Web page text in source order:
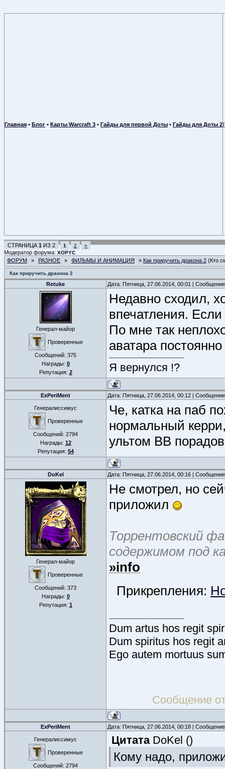
Главная • Блог • Карты Warcraft 3 • Гайды для первой Доты • Гайды для Доты 2
СТРАНИЦА 1 ИЗ 2 1 2 »
Модератор форума: XOPYC
ФОРУМ » РАЗНОЕ » ФИЛЬМЫ И АНИМАЦИЯ » Как приручить дракона 2 (Кто
Как приручить дракона 2
Retuke Дата: Пятница, 27.06.2014, 00:01 |
Генерал-майор
Проверенные
Сообщений: 375
Награды: 0
Репутация: 2
Недавно сходил,
впечатления.
По мне так
аватара
Я вернулся !?
ExPeriMent Дата: Пятница, 27.06.2014, 00:12 |
Генералиссимус
Проверенные
Сообщений: 2794
Награды: 12
Репутация: 54
Че, катка на паб
нормальный
ультом ВВ
DoKel Дата: Пятница, 27.06.2014, 00:16 |
Генерал-майор
Проверенные
Сообщений: 373
Награды: 0
Репутация: 1
Не смотрел, но
приложил
Торрентовский
содержимом под
»info
Прикрепления:
Dum artus hos regit
Dum spiritus hos regit
Ego autem mortuus
Сообщение
ExPeriMent Дата: Пятница, 27.06.2014, 00:18 |
Генералиссимус
Проверенные
Сообщений: 2794
Цитата DoKel ()
Кому надо,